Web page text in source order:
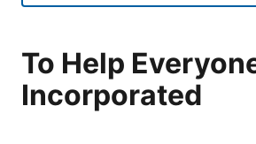
To Help
Incorporated